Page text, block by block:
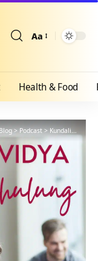
Aa
Health & Food
>Podcast>Kundalini, die Kosmische Kraft – YVS095